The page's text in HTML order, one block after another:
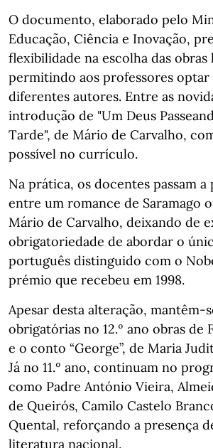
O documento, elaborado pelo
Educação, Ciência e Inovação,
flexibilidade na escolha das obras
permitindo aos professores
diferentes autores. Entre as
introdução de "Um Deus
Tarde", de Mário de Carvalho,
possível no currículo.
Na prática, os docentes passam
entre um romance de Saramago
Mário de Carvalho, deixando de
obrigatoriedade de abordar o
português distinguido com o
prémio que recebeu em 1998.
Apesar desta alteração, mantêm-
obrigatórias no 12.º ano obras de
e o conto “George”, de Maria
Já no 11.º ano, continuam no
como Padre António Vieira,
de Queirós, Camilo Castelo
Quental, reforçando a presença
literatura nacional.